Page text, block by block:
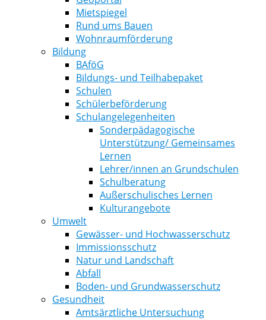
Mietspiegel
Rund ums Bauen
Wohnraumförderung
Bildung
BAföG
Bildungs- und Teilhabepaket
Schulen
Schülerbeförderung
Schulangelegenheiten
Sonderpädagogische
Unterstützung/ Gemeinsames
Lernen
Lehrer/innen an Grundschulen
Schulberatung
Außerschulisches Lernen
Kulturangebote
Umwelt
Gewässer- und Hochwasserschutz
Immissionsschutz
Natur und Landschaft
Abfall
Boden- und Grundwasserschutz
Gesundheit
Amtsärztliche Untersuchung